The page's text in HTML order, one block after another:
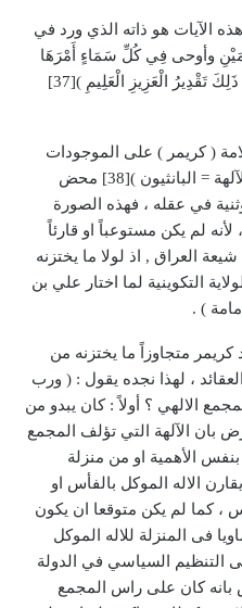
الآيات هو ذاته الذي ورد في
وأوحى فِي كُلِّ سَمَاءٍ أَمْرَهَا
وَزَيَّنَّا السَّمَاءَ الدُّنْيَا بِمَصَابِيحَ وَحِفْظًا ذَلِكَ تَقْدِيرُ الْعَزِيزِ الْعَلِيمِ )[37]
( كريمر ) على الموجودات
المقدسة عند السومريين ( مجمع الآلهة = البانثيون )[38] محض
في عقله ، فهذه الصورة
لم يكن مستوعباً او قارئاً
العراق , اذ لولا ما يختزنه
التكوينية لما اختار علي بن
) .
متجاوزاً ما يختزنه من
، لهذا نجده يقول : ( ورب
الالهي ؟ أولاً : كان يبدو من
بان الآلهة التي تؤلف المجمع
بنفس الأهمية او من منزلة
الاله الموكل بالفأس او
، كما لم يكن متوقعا ان يكون
فى المنزلة للاله الموكل
التنظيم السياسي في الدولة
بانه كان على راس المجمع